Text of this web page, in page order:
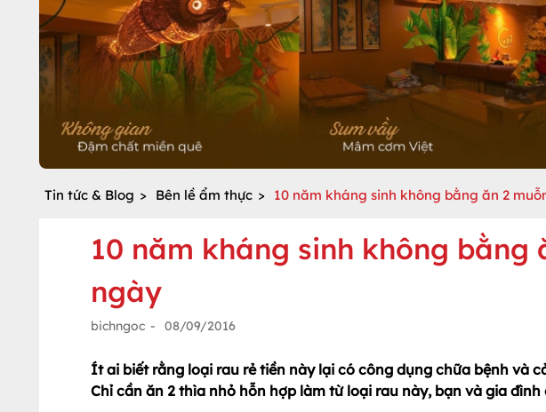
Tin tức & Blog > Bên lề ẩm thực > 10 năm kháng sinh không bằng ăn 2
10 năm kháng sinh không bằng
ngày
bichngoc - 08/09/2016
Ít ai biết rằng loại rau rẻ tiền này lại có công dụng chữa bệnh và
Chỉ cần ăn 2 thìa nhỏ hỗn hợp làm từ loại rau này, bạn và gia